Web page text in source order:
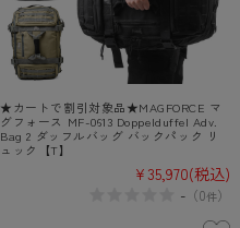
★カートで割引対象品★MAGFORCE マ
グフォース MF-0613 Doppelduffel Adv.
Bag 2 ダッフルバッグ バックパック リ
ュック【T】
¥35,970(税込)
- （0件）